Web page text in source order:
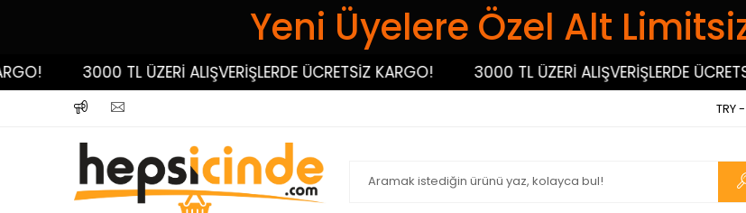
Yeni Üyelere Özel Alt
3000 TL ÜZERİ ALIŞVERİŞLERDE ÜCRETSİZ KARGO! 3000 TL ÜZERİ ALIŞVERİŞLERDE ÜCRETSİZ
TRY